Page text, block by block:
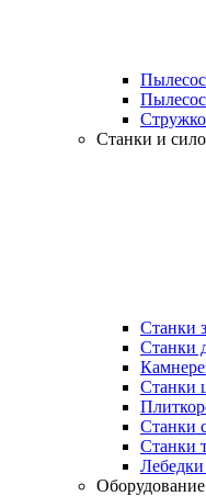
Станки и
Станки
Станки
Станки
Станки
Станки
Оборудование